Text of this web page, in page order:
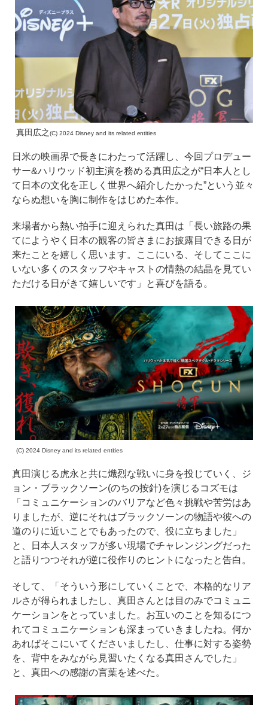
真田広之(C) 2024 Disney and its related entities
日米の映画界で長きにわたって活躍し、今回プロデュー
サー&ハリウッド初主演を務める真田広之が“日本人とし
て日本の文化を正しく世界へ紹介したかった”という並々
ならぬ想いを胸に制作をはじめた本作。
来場者から熱い拍手に迎えられた真田は「長い旅路の果
てにようやく日本の観客の皆さまにお披露目できる日が
来たことを嬉しく思います。ここにいる、そしてここに
いない多くのスタッフやキャストの情熱の結晶を見てい
ただける日がきて嬉しいです」と喜びを語る。
(C) 2024 Disney and its related entities
真田演じる虎永と共に熾烈な戦いに身を投じていく、ジ
ョン・ブラックソーン(のちの按針)を演じるコズモは
「コミュニケーションのバリアなど色々挑戦や苦労はあ
りましたが、逆にそれはブラックソーンの物語や彼への
道のりに近いことでもあったので、役に立ちました」
と、日本人スタッフが多い現場でチャレンジングだった
と語りつつそれが逆に役作りのヒントになったと告白。
そして、「そういう形にしていくことで、本格的なリア
ルさが得られましたし、真田さんとは目のみでコミュニ
ケーションをとっていました。お互いのことを知るにつ
れてコミュニケーションも深まっていきましたね。何か
あればそこにいてくださいましたし、仕事に対する姿勢
を、背中をみながら見習いたくなる真田さんでした」
と、真田への感謝の言葉を述べた。